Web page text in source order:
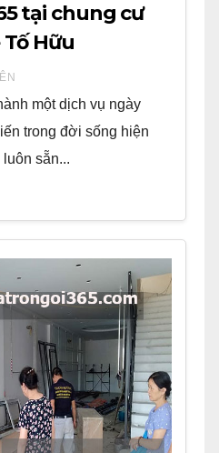
tại chung cư
Hữu
một dịch vụ ngày
trong đời sống hiện
sẵn...